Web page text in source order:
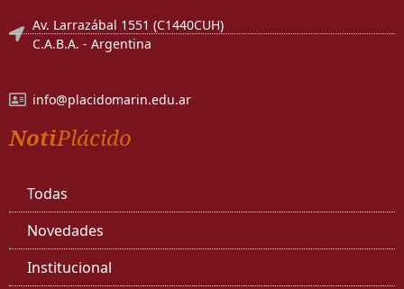
Av. Larrazábal 1551 (C1440CUH)
C.A.B.A. - Argentina
info@placidomarin.edu.ar
NotiPlácido
Todas
Novedades
Institucional